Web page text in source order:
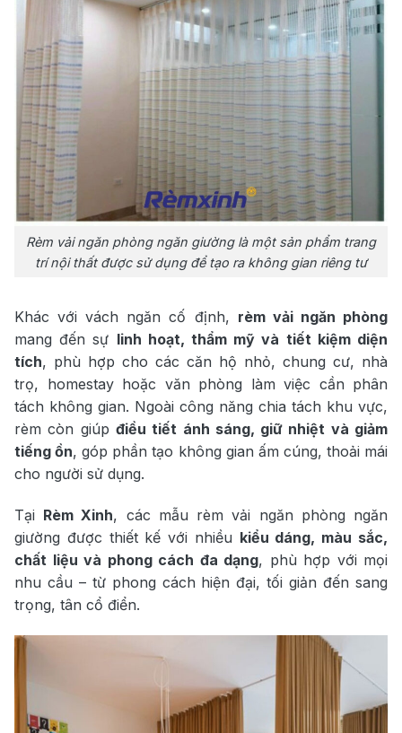
Rèm vải ngăn phòng ngăn giường là một sản phẩm trang
trí nội thất được sử dụng để tạo ra không gian riêng tư
Khác với vách ngăn cố định, rèm vải ngăn phòng
mang đến sự linh hoạt, thẩm mỹ và tiết kiệm diện
tích, phù hợp cho các căn hộ nhỏ, chung cư, nhà
trọ, homestay hoặc văn phòng làm việc cần phân
tách không gian. Ngoài công năng chia tách khu vực,
rèm còn giúp điều tiết ánh sáng, giữ nhiệt và giảm
tiếng ồn, góp phần tạo không gian ấm cúng, thoải mái
cho người sử dụng.
Tại Rèm Xinh, các mẫu rèm vải ngăn phòng ngăn
giường được thiết kế với nhiều kiểu dáng, màu sắc,
chất liệu và phong cách đa dạng, phù hợp với mọi
nhu cầu – từ phong cách hiện đại, tối giản đến sang
trọng, tân cổ điển.